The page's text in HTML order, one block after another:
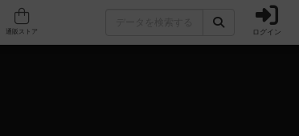
人気ボードゲーム ログイン